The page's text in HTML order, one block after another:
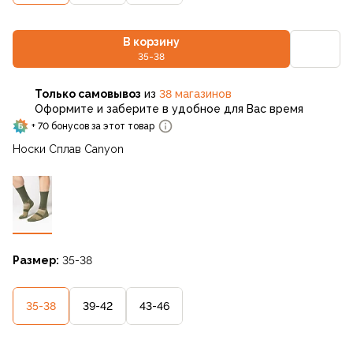
В корзину
35-38
Только самовывоз из 38 магазинов
Оформите и заберите в удобное для Вас время
+ 70 бонусов за этот товар
Носки Сплав Canyon
Размер: 35-38
35-38 39-42 43-46